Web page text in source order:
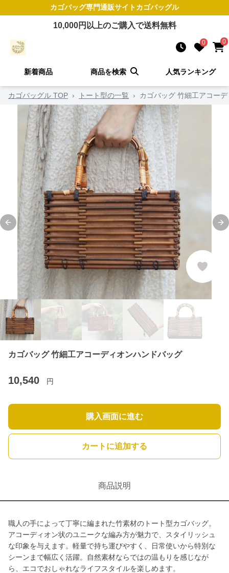
カゴバッグ専門通販サイトカゴバッグル
10,000円以上のご購入で送料無料
0 0
新着商品 商品を検索 人気ランキング
カゴバッグル TOP › トート型の一覧 › カゴバッグ 竹細工アコー
Previous slide
カゴバッグ 竹細工アコーディオンハンドバッグ
10,540 円
購入画面に進む
カートに追加する
商品説明
職人の手によって丁寧に編まれた竹素材のトート型カゴバッグ。
アコーディオン状のユニークな編み方が魅力で、スタイリッシュ
な印象を与えます。軽量で持ち運びやすく、日常使いから特別な
シーンまで幅広く活躍。自然素材ならではの温もりを感じなが
ら、エコでおしゃれなライフスタイルを楽しめます。